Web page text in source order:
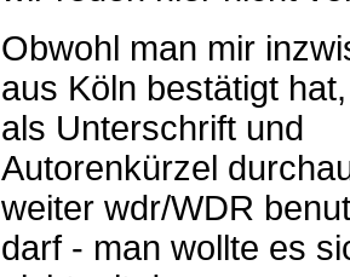
Obwohl man mir
aus Köln bestätigt
als Unterschrift und
Autorenkürzel
weiter wdr/WDR
darf - man wollte es